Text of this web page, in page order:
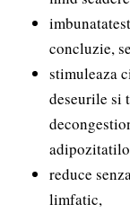
concluzie,
stimuleaza
deseurile si
reduce
limfatic,